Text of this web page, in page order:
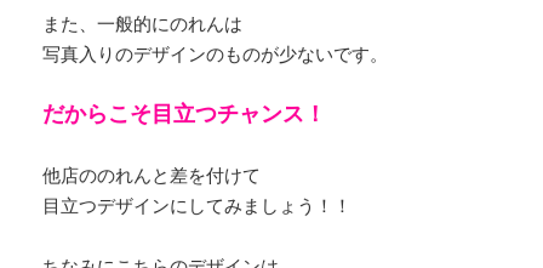
また、一般的にのれんは
写真入りのデザインのものが少ないです。
だからこそ目立つチャンス！
他店ののれんと差を付けて
目立つデザインにしてみましょう！！